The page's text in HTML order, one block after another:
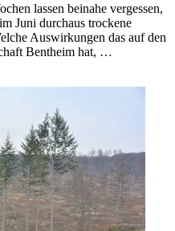
lassen beinahe vergessen,
Juni durchaus trockene
Auswirkungen das auf den
Bentheim hat, …